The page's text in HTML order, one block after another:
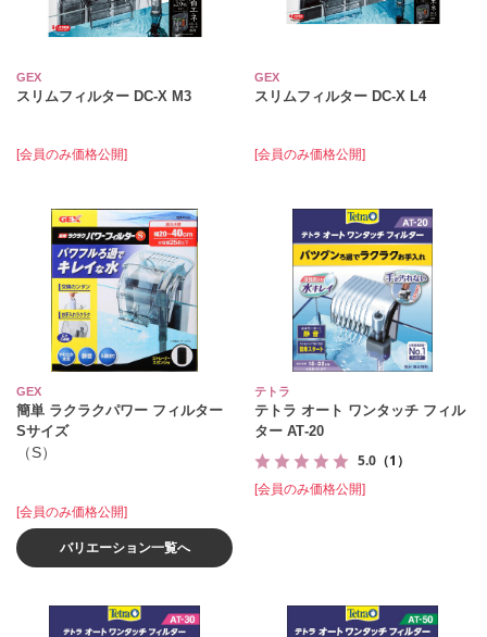
GEX
スリムフィルター DC-X M3
[会員のみ価格公開]
GEX
スリムフィルター DC-X L4
[会員のみ価格公開]
GEX
簡単 ラクラクパワー フィルター
Sサイズ
（S）
[会員のみ価格公開]
バリエーション一覧へ
テトラ
テトラ オート ワンタッチ フィル
ター AT‐20
5.0 （1）
[会員のみ価格公開]